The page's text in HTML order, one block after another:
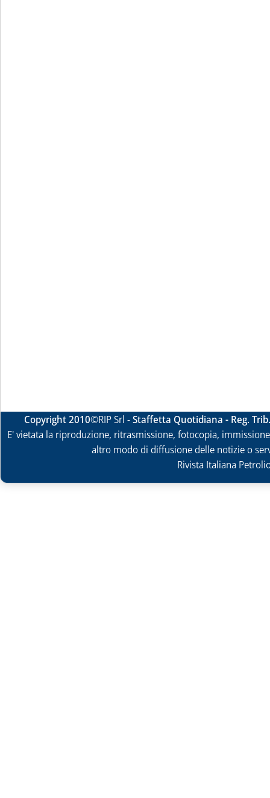
Copyright 2010©RIP Srl -Staffetta Quotidiana - Reg.
E' vietata la riproduzione, ritrasmissione, fotocopia,
altro modo di diffusione delle notizie o
Rivista Italiana